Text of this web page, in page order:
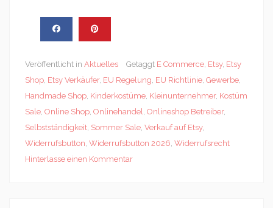
Veröffentlicht in Aktuelles Getaggt E Commerce, Etsy, Etsy
Shop, Etsy Verkäufer, EU Regelung, EU Richtlinie, Gewerbe,
Handmade Shop, Kinderkostüme, Kleinunternehmer, Kostüm
Sale, Online Shop, Onlinehandel, Onlineshop Betreiber,
Selbstständigkeit, Sommer Sale, Verkauf auf Etsy,
Widerrufsbutton, Widerrufsbutton 2026, Widerrufsrecht
Hinterlasse einen Kommentar